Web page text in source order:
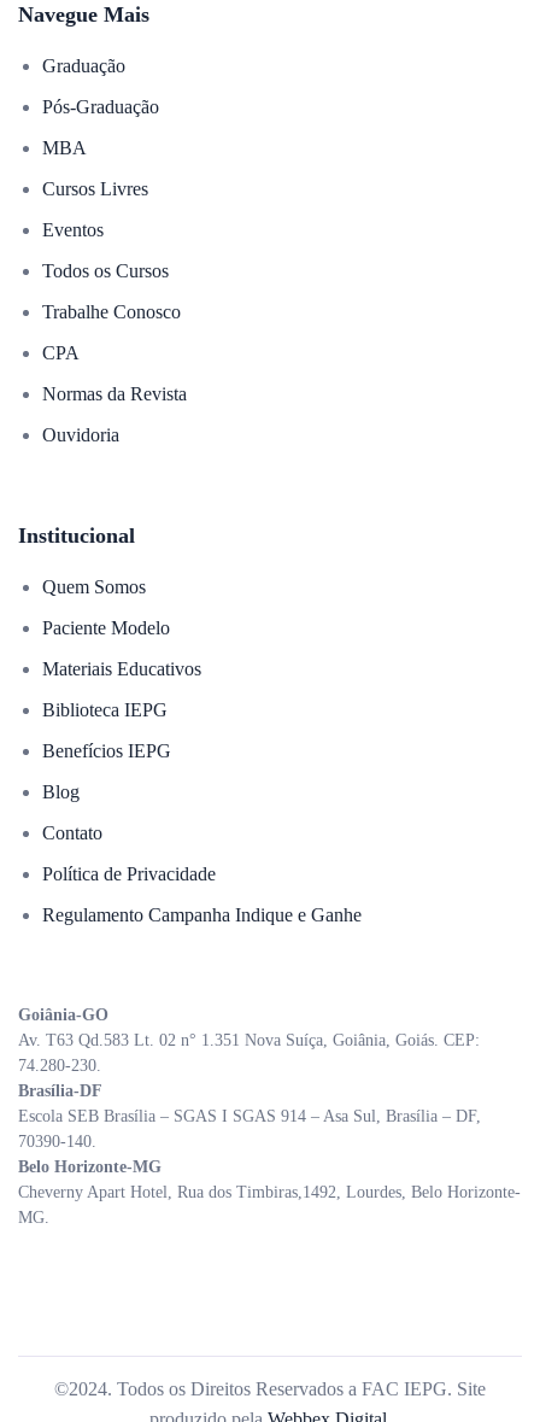
Navegue Mais
Graduação
Pós-Graduação
MBA
Cursos Livres
Eventos
Todos os Cursos
Trabalhe Conosco
CPA
Normas da Revista
Ouvidoria
Institucional
Quem Somos
Paciente Modelo
Materiais Educativos
Biblioteca IEPG
Benefícios IEPG
Blog
Contato
Política de Privacidade
Regulamento Campanha Indique e Ganhe
Goiânia-GO
Av. T63 Qd.583 Lt. 02 n° 1.351 Nova Suíça, Goiânia, Goiás. CEP:
74.280-230.
Brasília-DF
Escola SEB Brasília – SGAS I SGAS 914 – Asa Sul, Brasília – DF,
70390-140.
Belo Horizonte-MG
Cheverny Apart Hotel, Rua dos Timbiras,1492, Lourdes, Belo Horizonte-
MG.
©2024. Todos os Direitos Reservados a FAC IEPG. Site